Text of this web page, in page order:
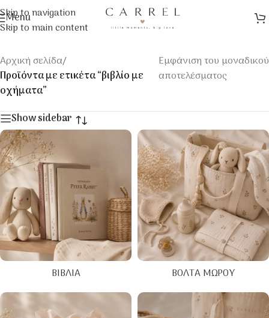
Skip to navigation
Skip to main content
Menu
Αρχική σελίδα/
Προϊόντα με ετικέτα “βιβλίο με
οχήματα”
Εμφάνιση του μοναδικού
αποτελέσματος
Show sidebar
ΒΙΒΛΊΑ ΒΌΛΤΑ ΜΩΡΟΎ